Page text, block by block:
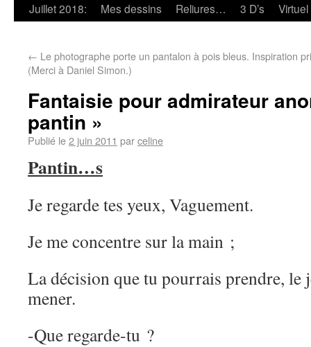
Juillet 2018: Mes dessins Reliures… 3 D’s Virtuel
← Le photographe porte un pantalon à pois bleus.
(Merci à Daniel Simon.)
Inspiration
Fantaisie pour admirateur
pantin »
Publié le2 juin 2011 parceline
Pantin…s
Je regarde tes yeux, Vaguement.
Je me concentre sur la main ;
La décision que tu pourrais prendre, le
mener.
-Que regarde-tu ?